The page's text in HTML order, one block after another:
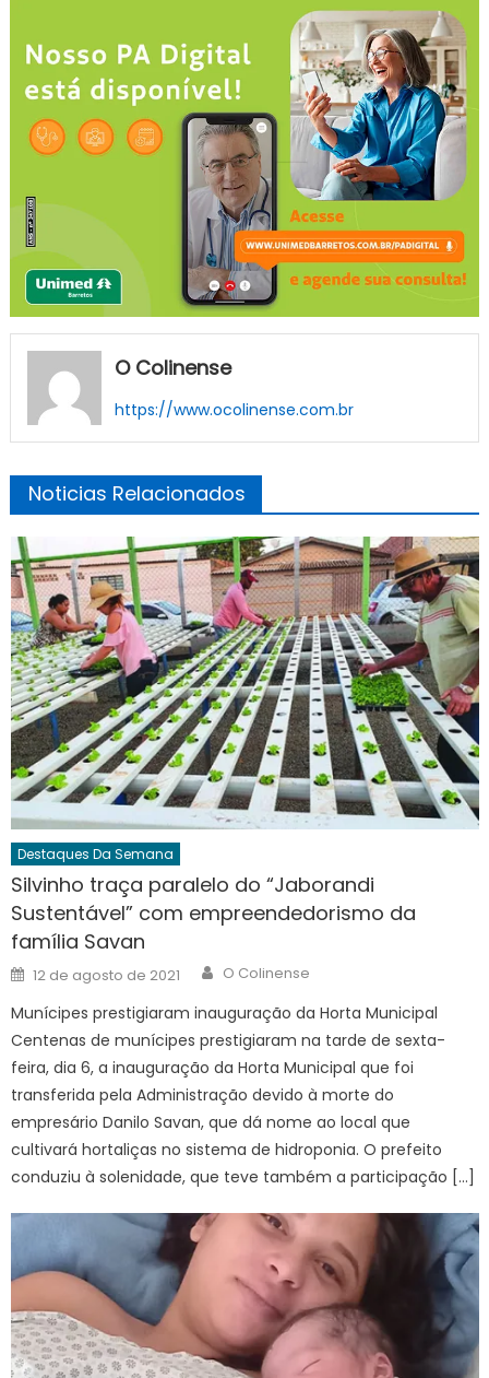
O Colinense
https://www.ocolinense.com.br
Noticias Relacionados
Destaques Da Semana
Silvinho traça paralelo do “Jaborandi
Sustentável” com empreendedorismo da
família Savan
Posted
on
12 de agosto de 2021 Author
O Colinense
Munícipes prestigiaram inauguração da Horta Municipal
Centenas de munícipes prestigiaram na tarde de sexta-
feira, dia 6, a inauguração da Horta Municipal que foi
transferida pela Administração devido à morte do
empresário Danilo Savan, que dá nome ao local que
cultivará hortaliças no sistema de hidroponia. O prefeito
conduziu à solenidade, que teve também a participação […]